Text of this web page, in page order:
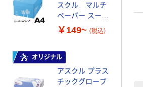
スクル マルチ
ペーパー スーパ
ーホワイト+
￥149~ （税込）
オリジナル
アスクル プラス
チックグローブ